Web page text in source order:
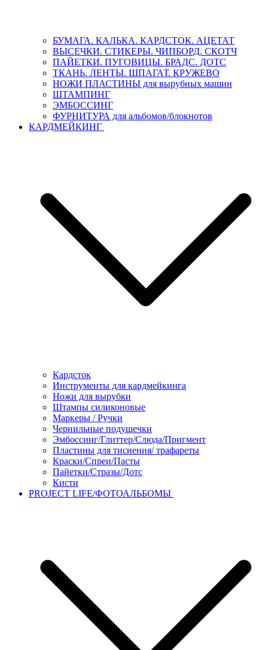
БУМАГА. КАЛЬКА. КАРДСТОК. АЦЕТАТ
ВЫСЕЧКИ. СТИКЕРЫ. ЧИПБОРД. СКОТЧ
ПАЙЕТКИ. ПУГОВИЦЫ. БРАДС. ДОТС
ТКАНЬ. ЛЕНТЫ. ШПАГАТ. КРУЖЕВО
НОЖИ ПЛАСТИНЫ для вырубных машин
ШТАМПИНГ
ЭМБОССИНГ
ФУРНИТУРА для альбомов/блокнотов
КАРДМЕЙКИНГ
Кардсток
Инструменты для кардмейкинга
Ножи для вырубки
Штампы силиконовые
Маркеры / Ручки
Чернильные подушечки
Эмбоссинг/Глиттер/Слюда/Пригмент
Пластины для тиснения/ трафареты
Краски/Спреи/Пасты
Пайетки/Стразы/Дотс
Кисти
PROJECT LIFE/ФОТОАЛЬБОМЫ